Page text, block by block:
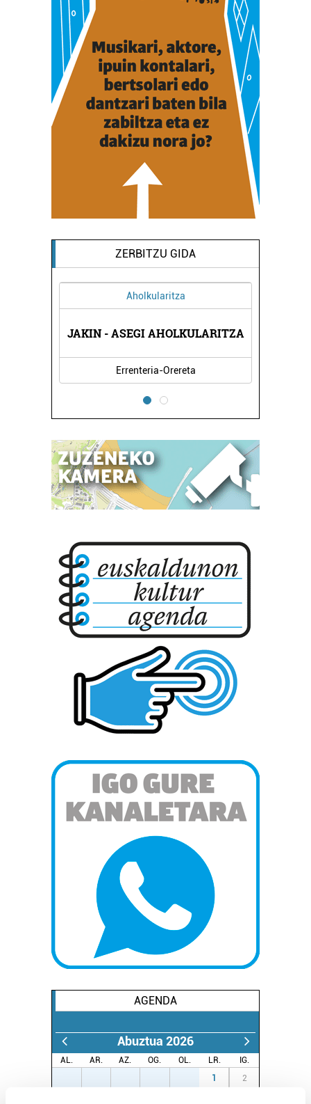
ZERBITZU GIDA
Aholkularitza
JAKIN - ASEGI AHOLKULARITZA
Errenteria-Orereta
AGENDA
Abuztua 2026
AL. AR. AZ. OG. OL. LR.
IG.
1 2